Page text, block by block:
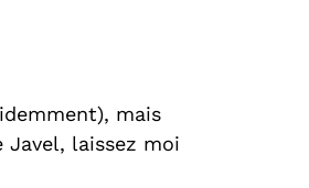
mais
Javel, laissez moi